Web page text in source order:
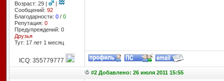
Возраст: 29 |
|
Сообщений: 92
Благодарности: 0/ 0
Репутация: 0
Предупреждений: 0
Друзья
Тут: 17 лет 1 месяц
ICQ: 355779777
#2 Добавлено: 26 июля 2011 15:55